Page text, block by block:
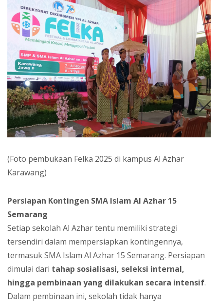
(Foto pembukaan Felka 2025 di kampus Al Azhar
Karawang)
Persiapan Kontingen SMA Islam Al Azhar 15
Semarang
Setiap sekolah Al Azhar tentu memiliki strategi
tersendiri dalam mempersiapkan kontingennya,
termasuk SMA Islam Al Azhar 15 Semarang. Persiapan
dimulai dari tahap sosialisasi, seleksi internal,
hingga pembinaan yang dilakukan secara intensif.
Dalam pembinaan ini, sekolah tidak hanya